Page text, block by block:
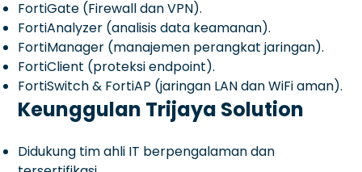
FortiGate (Firewall dan VPN).
FortiAnalyzer (analisis data keamanan).
FortiManager (manajemen perangkat jaringan).
FortiClient (proteksi endpoint).
FortiSwitch & FortiAP (jaringan LAN dan WiFi aman).
Keunggulan Trijaya Solution
Didukung tim ahli IT berpengalaman dan